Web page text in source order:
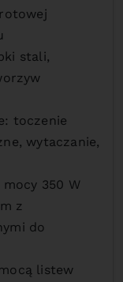
stali,
toczenie
wytaczanie,
350 W
z
do
listew